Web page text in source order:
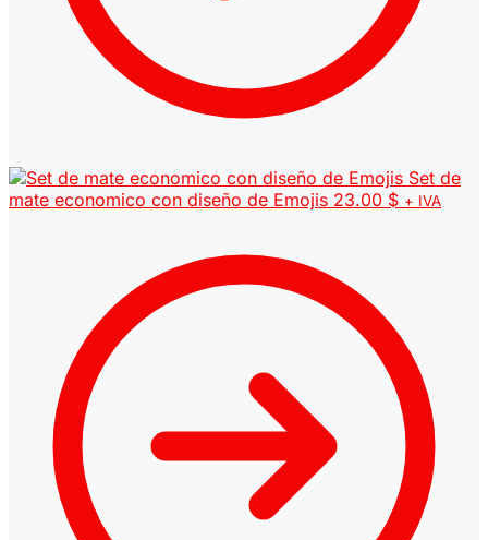
Set de
mate economico con diseño de Emojis 23.00 $ + IVA